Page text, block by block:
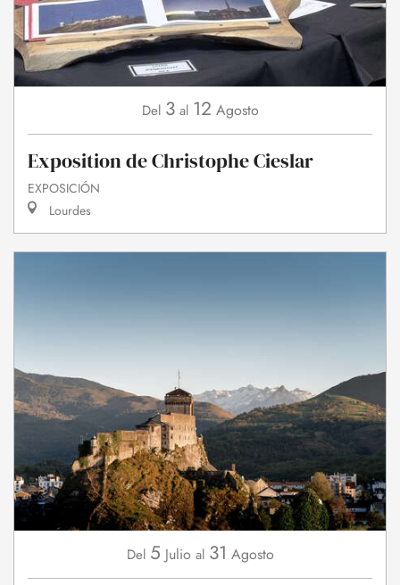
Del 3 al 12 Agosto
Exposition de Christophe Cieslar
EXPOSICIÓN
Lourdes
Del 5 Julio al 31 Agosto